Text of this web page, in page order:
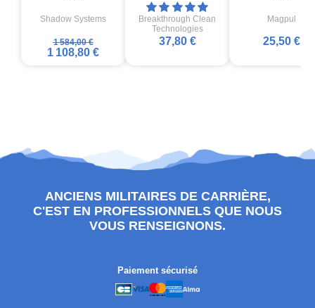
Shadow Systems
1 584,00 €
1 108,80 €
Breakthrough Clean
Technologies
37,80 €
Magpul
25,50 €
ANCIENS MILITAIRES DE CARRIÈRE,
C'EST EN PROFESSIONNELS QUE NOUS
VOUS RENSEIGNONS.
Paiement sécurisé